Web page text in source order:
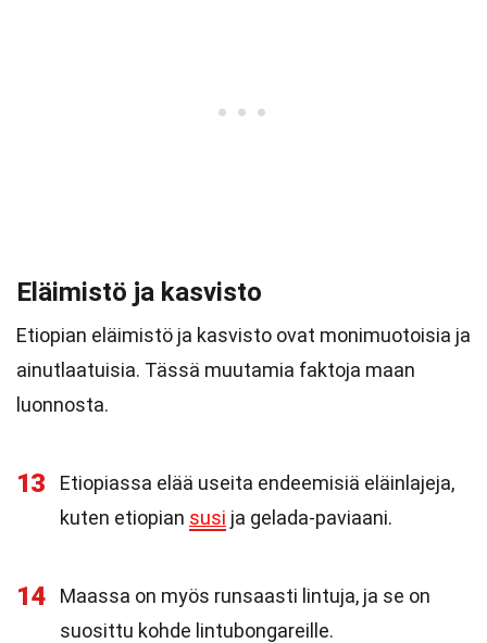
Eläimistö ja kasvisto
Etiopian eläimistö ja kasvisto ovat monimuotoisia ja
ainutlaatuisia. Tässä muutamia faktoja maan
luonnosta.
13
Etiopiassa elää useita endeemisiä eläinlajeja,
kuten etiopian susi ja gelada-paviaani.
14
Maassa on myös runsaasti lintuja, ja se on
suosittu kohde lintubongareille.